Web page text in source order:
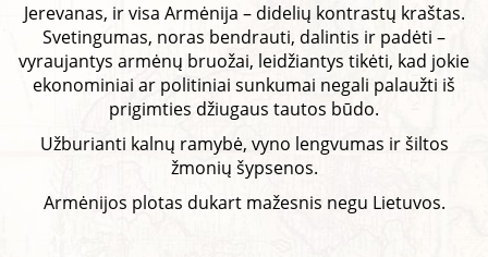
Jerevanas, ir visa Armėnija – didelių kontrastų kraštas.
Svetingumas, noras bendrauti, dalintis ir padėti –
vyraujantys armėnų bruožai, leidžiantys tikėti, kad jokie
ekonominiai ar politiniai sunkumai negali palaužti iš
prigimties džiugaus tautos būdo.
Užburianti kalnų ramybė, vyno lengvumas ir šiltos
žmonių šypsenos.
Armėnijos plotas dukart mažesnis negu Lietuvos.